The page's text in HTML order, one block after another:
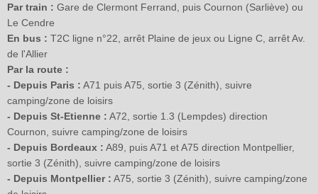
Par train : Gare de Clermont Ferrand, puis Cournon (Sarliève) ou
Le Cendre
En bus : T2C ligne n°22, arrêt Plaine de jeux ou Ligne C, arrêt Av.
de l'Allier
Par la route :
- Depuis Paris : A71 puis A75, sortie 3 (Zénith), suivre
camping/zone de loisirs
- Depuis St-Etienne : A72, sortie 1.3 (Lempdes) direction
Cournon, suivre camping/zone de loisirs
- Depuis Bordeaux : A89, puis A71 et A75 direction Montpellier,
sortie 3 (Zénith), suivre camping/zone de loisirs
- Depuis Montpellier : A75, sortie 3 (Zénith), suivre camping/zone